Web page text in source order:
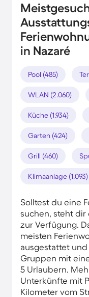
in Nazaré
Pool (485)
WLAN (2.060)
Küche (1.934)
Garten (424)
Grill (460)
Klimaanlage (1.093)
Solltest du eine
suchen, steht dir
zur Verfügung.
meisten
ausgestattet
Gruppen mit
5 Urlaubern.
Unterkünfte mit
Kilometer vom